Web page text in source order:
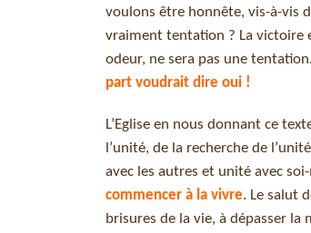
voulons être honnête, vis-à-vis
vraiment tentation ? La victoire
odeur, ne sera pas une
part voudrait dire oui !
L’Eglise en nous donnant ce
l’unité, de la recherche de
avec les autres et unité avec
commencer à la vivre. Le salut
brisures de la vie, à dépasser